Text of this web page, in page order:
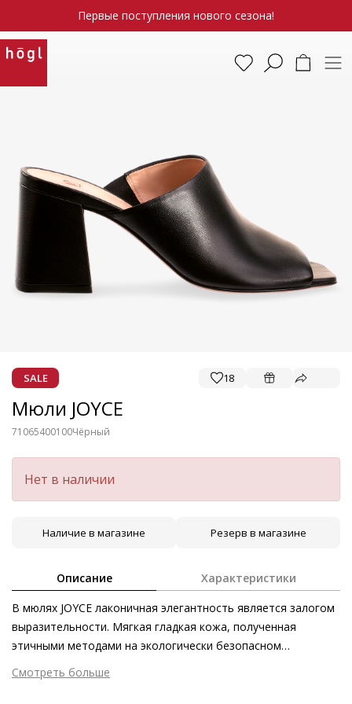
Первые поступления нового сезона!
SALE 18
Мюли JOYCE
71065400100Чёрный
Нет в наличии
Наличие в магазине Резерв в магазине
Описание Характеристики
В мюлях JOYCE лаконичная элегантность является залогом
выразительности. Мягкая гладкая кожа, полученная
этичными методами на экологически безопасном
производстве, изысканно переливается на ремешках мюлей.
В центре внимания – обтянутый кожей блочный каблук,
Смотреть больше